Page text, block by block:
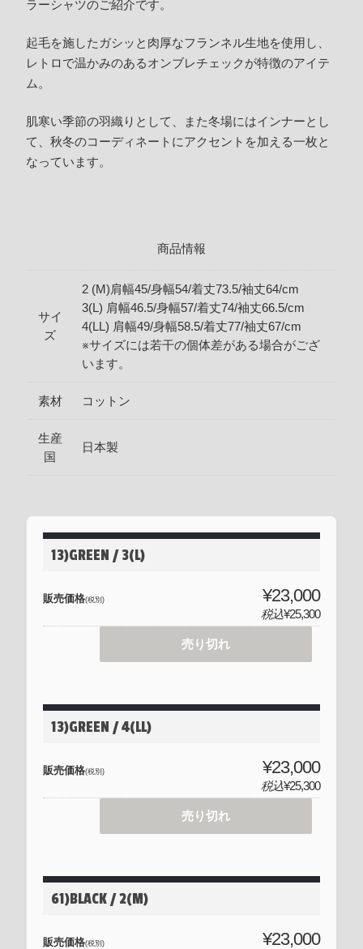
ラーシャツのご紹介です。
起毛を施したガシッと肉厚なフランネル生地を使用し、
レトロで温かみのあるオンブレチェックが特徴のアイテ
ム。
肌寒い季節の羽織りとして、また冬場にはインナーとし
て、秋冬のコーディネートにアクセントを加える一枚と
なっています。
商品情報
サイ
ズ
2 (M)肩幅45/身幅54/着丈73.5/袖丈64/cm
3(L) 肩幅46.5/身幅57/着丈74/袖丈66.5/cm
4(LL) 肩幅49/身幅58.5/着丈77/袖丈67/cm
※サイズには若干の個体差がある場合がござ
います。
素材 コットン
生産
国
日本製
13)GREEN / 3(L)
販売価格(税別) ¥23,000
税込¥25,300
売り切れ
13)GREEN / 4(LL)
販売価格(税別) ¥23,000
税込¥25,300
売り切れ
61)BLACK / 2(M)
販売価格(税別) ¥23,000